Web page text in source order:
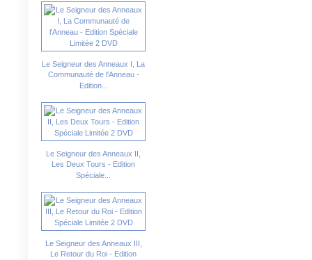
Le Seigneur des Anneaux I, La
Communauté de l'Anneau -
Edition...
Le Seigneur des Anneaux II,
Les Deux Tours - Edition
Spéciale...
Le Seigneur des Anneaux III,
Le Retour du Roi - Edition